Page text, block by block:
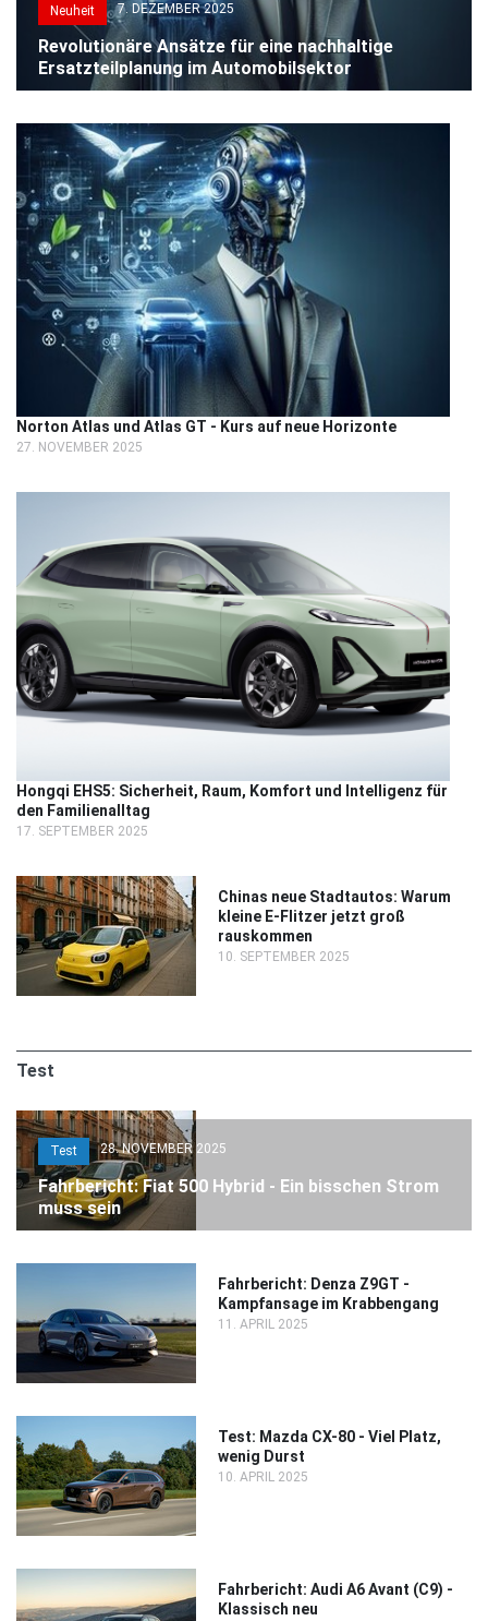
Neuheit 7. DEZEMBER 2025
Revolutionäre Ansätze für eine nachhaltige
Ersatzteilplanung im Automobilsektor
Norton Atlas und Atlas GT - Kurs auf neue Horizonte
27. NOVEMBER 2025
Hongqi EHS5: Sicherheit, Raum, Komfort und Intelligenz für
den Familienalltag
17. SEPTEMBER 2025
Chinas neue Stadtautos: Warum
kleine E-Flitzer jetzt groß
rauskommen
10. SEPTEMBER 2025
Test
Test 28. NOVEMBER 2025
Fahrbericht: Fiat 500 Hybrid - Ein bisschen Strom
muss sein
Fahrbericht: Denza Z9GT -
Kampfansage im Krabbengang
11. APRIL 2025
Test: Mazda CX-80 - Viel Platz,
wenig Durst
10. APRIL 2025
Fahrbericht: Audi A6 Avant (C9) -
Klassisch neu